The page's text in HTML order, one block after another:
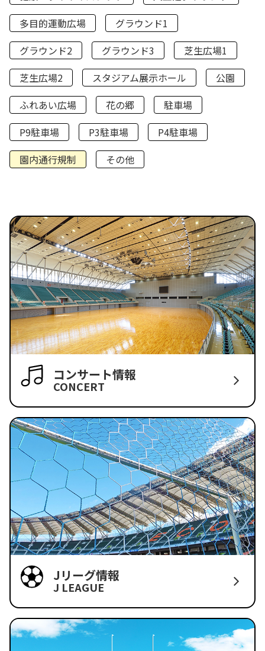
多目的運動広場
グラウンド1
グラウンド2
グラウンド3
芝生広場1
芝生広場2
スタジアム展示ホール
公園
ふれあい広場
花の郷
駐車場
P9駐車場
P3駐車場
P4駐車場
園内通行規制
その他
コンサート情報
CONCERT
Jリーグ情報
J LEAGUE